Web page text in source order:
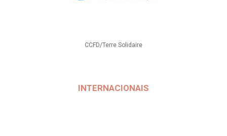
CCFD/Terre Solidaire
INTERNACIONAIS